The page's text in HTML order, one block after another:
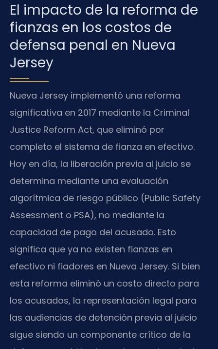
El impacto de la reforma de
fianzas en los costos de
defensa penal en Nueva
Jersey
Nueva Jersey implementó una reforma
significativa en 2017 mediante la Criminal
Justice Reform Act, que eliminó por
completo el sistema de fianza en efectivo.
Hoy en día, la liberación previa al juicio se
determina mediante una evaluación
algorítmica de riesgo público (Public Safety
Assessment o PSA), no mediante la
capacidad de pago del acusado. Esto
significa que ya no existen fianzas en
efectivo ni fiadores en Nueva Jersey. Si bien
esta reforma eliminó un costo directo para
los acusados, la representación legal para
las audiencias de detención previa al juicio
sigue siendo un componente crítico de la